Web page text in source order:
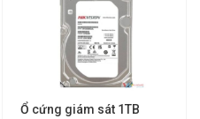
Ổ cứng giám sát 1TB